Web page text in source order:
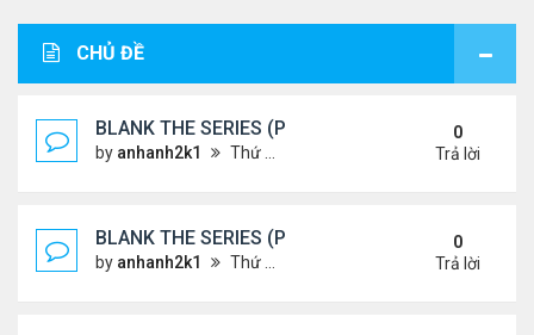
CHỦ ĐỀ
BLANK THE SERIES (PHẦN 2)
by anhanh2k1 Thứ 4 Tháng 5 29, 2024 3:16 am
0
Trả lời
BLANK THE SERIES (PHẦN 2)
by anhanh2k1 Thứ 7 Tháng 5 25, 2024 1:51 am
0
Trả lời